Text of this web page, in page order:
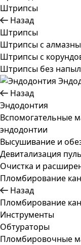
Штрипсы
Назад
Штрипсы
Штрипсы c
Штрипсы c
Штрипсы без
Назад
Эндодонтия
Вспомогательные
эндодонтии
Высушивание и
Девитализация
Очистка и
Пломбирование
Назад
Пломбирование
Инструменты
Обтураторы
Пломбировочные